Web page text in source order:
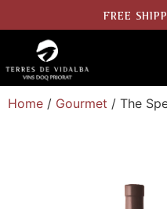
FREE
Home / Gourmet / The